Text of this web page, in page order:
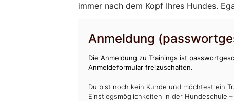
immer nach dem Kopf Ihres Hundes.
Anmeldung
Die Anmeldung zu Trainings ist
Anmeldeformular freizuschalten.
Du bist noch kein Kunde und möchtest ein
Einstiegsmöglichkeiten in der Hundeschule